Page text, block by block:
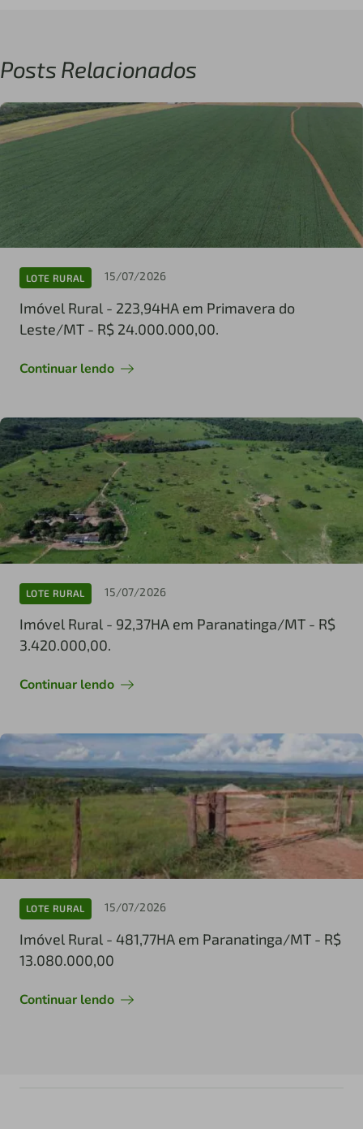
Posts Relacionados
LOTE RURAL 15/07/2026
Imóvel Rural - 223,94HA em Primavera do
Leste/MT - R$ 24.000.000,00.
Continuar lendo
LOTE RURAL 15/07/2026
Imóvel Rural - 92,37HA em Paranatinga/MT - R$
3.420.000,00.
Continuar lendo
LOTE RURAL 15/07/2026
Imóvel Rural - 481,77HA em Paranatinga/MT - R$
13.080.000,00
Continuar lendo